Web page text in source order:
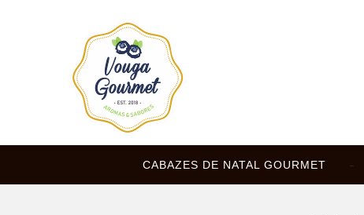
CABAZES DE NATAL GOURMET